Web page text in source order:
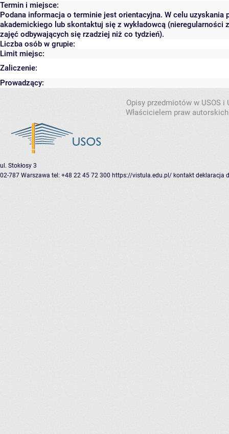
Termin i miejsce:
Podana informacja o terminie jest orientacyjna. W celu
akademickiego lub skontaktuj się z wykładowcą (nieregularności
zajęć odbywających się rzadziej niż co tydzień).
Liczba osób w grupie:
Limit miejsc:
Zaliczenie:
Prowadzący:
Opisy przedmiotów w USOS
Właścicielem praw
ul. Stokłosy 3
02-787 Warszawa tel: +48 22 45 72 300 https://vistula.edu.pl/ kontakt deklaracja